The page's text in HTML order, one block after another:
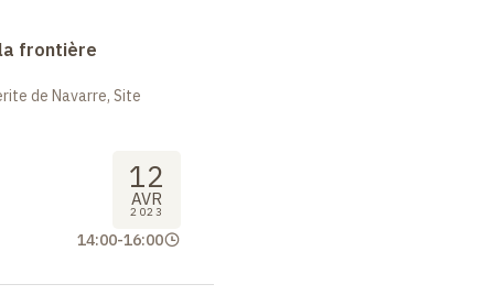
frontière
de Navarre, Site
12
AVR
2023
14:00-16:00